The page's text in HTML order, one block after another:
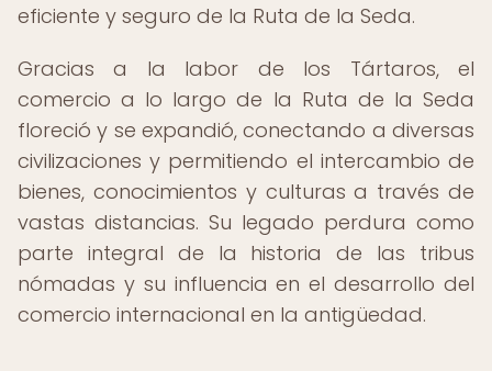
eficiente y seguro de la Ruta de la Seda.
Gracias a la labor de los Tártaros, el
comercio a lo largo de la Ruta de la Seda
floreció y se expandió, conectando a diversas
civilizaciones y permitiendo el intercambio de
bienes, conocimientos y culturas a través de
vastas distancias. Su legado perdura como
parte integral de la historia de las tribus
nómadas y su influencia en el desarrollo del
comercio internacional en la antigüedad.